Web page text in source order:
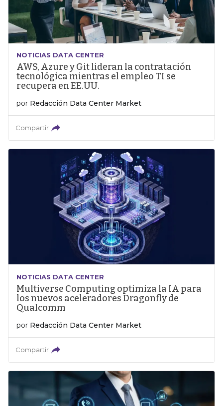
NOTICIAS DATA CENTER
AWS, Azure y Git lideran la contratación
tecnológica mientras el empleo TI se
recupera en EE.UU.
por Redacción Data Center Market
Compartir
NOTICIAS DATA CENTER
Multiverse Computing optimiza la IA para
los nuevos aceleradores Dragonfly de
Qualcomm
por Redacción Data Center Market
Compartir